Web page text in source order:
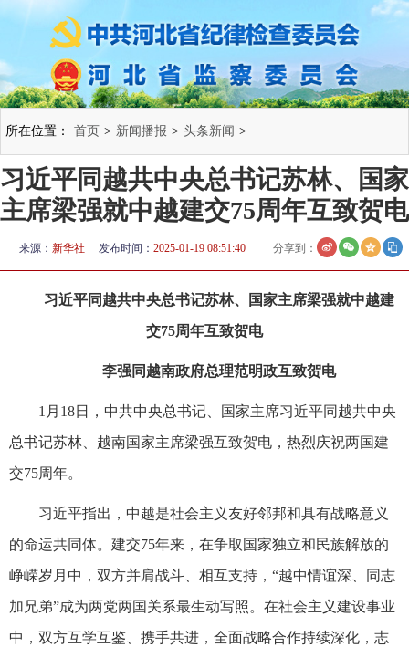
所在位置： 首页 > 新闻播报 > 头条新闻 >
习近平同越共中央总书记苏林、国家
主席梁强就中越建交75周年互致贺电
来源： 新华社 发布时间： 2025-01-19 08:51:40 分享到：
习近平同越共中央总书记苏林、国家主席梁强就中越建
交75周年互致贺电
李强同越南政府总理范明政互致贺电
1月18日，中共中央总书记、国家主席习近平同越共中央
总书记苏林、越南国家主席梁强互致贺电，热烈庆祝两国建
交75周年。
习近平指出，中越是社会主义友好邻邦和具有战略意义
的命运共同体。建交75年来，在争取国家独立和民族解放的
峥嵘岁月中，双方并肩战斗、相互支持，“越中情谊深、同志
加兄弟”成为两党两国关系最生动写照。在社会主义建设事业
中，双方互学互鉴、携手共进，全面战略合作持续深化，志